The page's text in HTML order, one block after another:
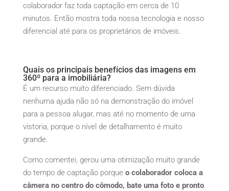
colaborador faz toda captação em cerca de 10
minutos. Então mostra toda nossa tecnologia e nosso
diferencial até para os proprietários de imóveis.
Quais os principais benefícios das imagens em
360º para a imobiliária?
É um recurso muito diferenciado. Sem dúvida
nenhuma ajuda não só na demonstração do imóvel
para a pessoa alugar, mas até no momento de uma
vistoria, porque o nível de detalhamento é muito
grande.
Como comentei, gerou uma otimização muito grande
do tempo de captação porqueo colaborador coloca a
câmera no centro do cômodo, bate uma foto e pronto.